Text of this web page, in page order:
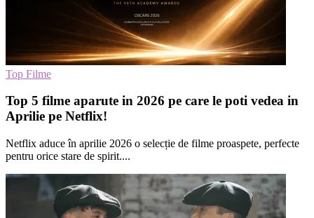
Top Filme
Top 5 filme aparute in 2026 pe care le poti vedea in
Aprilie pe Netflix!
Netflix aduce în aprilie 2026 o selecție de filme proaspete, perfecte
pentru orice stare de spirit....